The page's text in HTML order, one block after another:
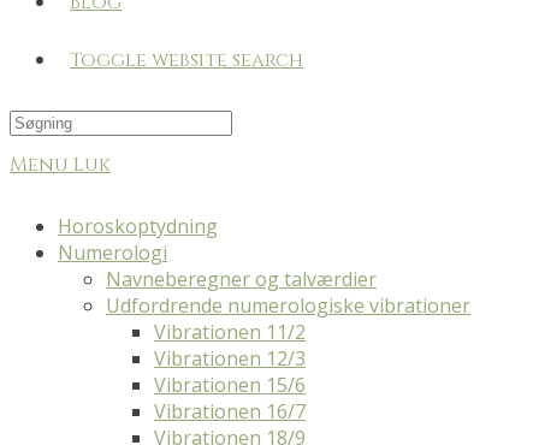
Toggle website search
Menu Luk
Horoskoptydning
Numerologi
Navneberegner og talværdier
Udfordrende numerologiske vibrationer
Vibrationen 11/2
Vibrationen 12/3
Vibrationen 15/6
Vibrationen 16/7
Vibrationen 18/9